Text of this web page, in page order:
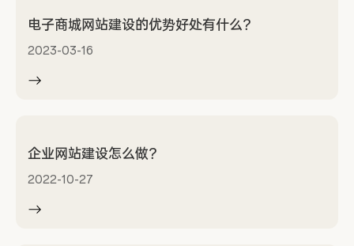
电子商城网站建设的优势好处有什么？
2023-03-16
企业网站建设怎么做？
2022-10-27